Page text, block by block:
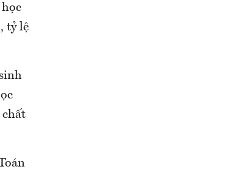
tỷ lệ
chất